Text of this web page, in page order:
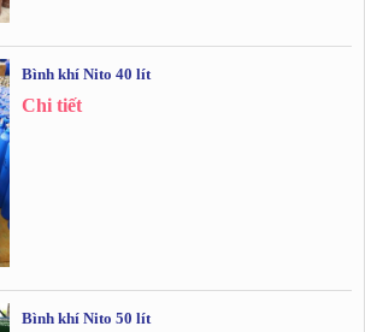
Bình khí Nito 40 lít
Chi tiết
Bình khí Nito 50 lít